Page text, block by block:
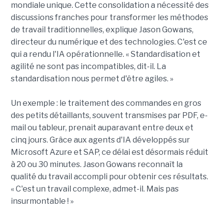
mondiale unique. Cette consolidation a nécessité des
discussions franches pour transformer les méthodes
de travail traditionnelles, explique Jason Gowans,
directeur du numérique et des technologies. C'est ce
qui a rendu l'IA opérationnelle. « Standardisation et
agilité ne sont pas incompatibles, dit-il. La
standardisation nous permet d'être agiles. »
Un exemple : le traitement des commandes en gros
des petits détaillants, souvent transmises par PDF, e-
mail ou tableur, prenait auparavant entre deux et
cinq jours. Grâce aux agents d'IA développés sur
Microsoft Azure et SAP, ce délai est désormais réduit
à 20 ou 30 minutes. Jason Gowans reconnaît la
qualité du travail accompli pour obtenir ces résultats.
« C'est un travail complexe, admet-il. Mais pas
insurmontable ! »